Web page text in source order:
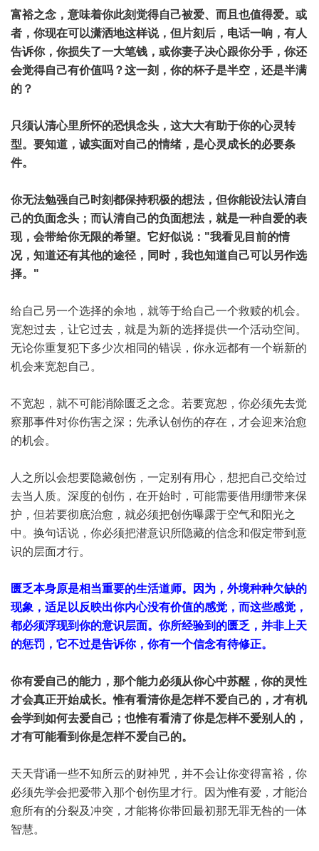
富裕之念，意味着你此刻觉得自己被爱、而且也值得爱。或
者，你现在可以潇洒地这样说，但片刻后，电话一响，有人
告诉你，你损失了一大笔钱，或你妻子决心跟你分手，你还
会觉得自己有价值吗？这一刻，你的杯子是半空，还是半满
的？
只须认清心里所怀的恐惧念头，这大大有助于你的心灵转
型。要知道，诚实面对自己的情绪，是心灵成长的必要条
件。
你无法勉强自己时刻都保持积极的想法，但你能设法认清自
己的负面念头；而认清自己的负面想法，就是一种自爱的表
现，会带给你无限的希望。它好似说： "我看见目前的情
况，知道还有其他的途径，同时，我也知道自己可以另作选
择。 "
给自己另一个选择的余地，就等于给自己一个救赎的机会。
宽恕过去，让它过去，就是为新的选择提供一个活动空间。
无论你重复犯下多少次相同的错误，你永远都有一个崭新的
机会来宽恕自己。
不宽恕，就不可能消除匮乏之念。若要宽恕，你必须先去觉
察那事件对你伤害之深；先承认创伤的存在，才会迎来治愈
的机会。
人之所以会想要隐藏创伤，一定别有用心，想把自己交给过
去当人质。深度的创伤，在开始时，可能需要借用绷带来保
护，但若要彻底治愈，就必须把创伤曝露于空气和阳光之
中。换句话说，你必须把潜意识所隐藏的信念和假定带到意
识的层面才行。
匮乏本身原是相当重要的生活道师。因为，外境种种欠缺的
现象，适足以反映出你内心没有价值的感觉，而这些感觉，
都必须浮现到你的意识层面。你所经验到的匮乏，并非上天
的惩罚，它不过是告诉你，你有一个信念有待修正。
你有爱自己的能力，那个能力必须从你心中苏醒，你的灵性
才会真正开始成长。惟有看清你是怎样不爱自己的，才有机
会学到如何去爱自己；也惟有看清了你是怎样不爱别人的，
才有可能看到你是怎样不爱自己的。
天天背诵一些不知所云的财神咒，并不会让你变得富裕，你
必须先学会把爱带入那个创伤里才行。因为惟有爱，才能治
愈所有的分裂及冲突，才能将你带回最初那无罪无咎的一体
智慧。